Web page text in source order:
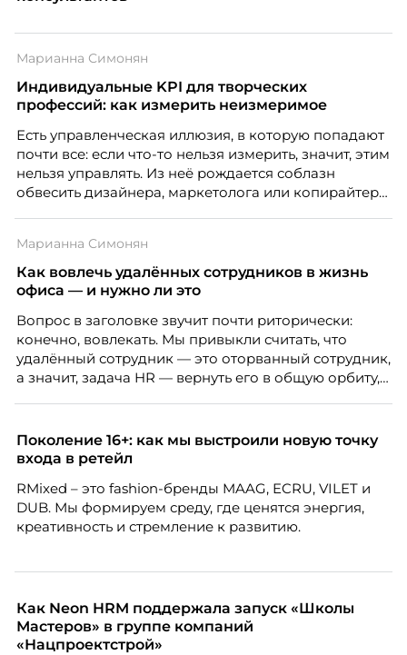
Марианна Симонян
Индивидуальные KPI для творческих
профессий: как измерить неизмеримое
Есть управленческая иллюзия, в которую попадают
почти все: если что-то нельзя измерить, значит, этим
нельзя управлять. Из неё рождается соблазн
обвесить дизайнера, маркетолога или копирайтера
Проблема в том, что так мы измеряем не ценность,
а движение. А творческая работа — это тот редкий
случай, где движение и результат могут не
Марианна Симонян
Как вовлечь удалённых сотрудников в жизнь
офиса — и нужно ли это
Вопрос в заголовке звучит почти риторически:
конечно, вовлекать. Мы привыкли считать, что
удалённый сотрудник — это оторванный сотрудник,
а значит, задача HR — вернуть его в общую орбиту,
вовлечения, стоит остановиться на неудобном
факте: данные говорят ровно обратное тому, что
Марианна Симонян — HR Tech лидер, эксперт по
People Analytics, приглашённый лектор НИУ ВШЭ и
МИФИ, автор книги «Дао женской карьеры».
Поколение 16+: как мы выстроили новую точку
входа в ретейл
RMixed – это fashion-бренды MAAG, ECRU, VILET и
DUB. Мы формируем среду, где ценятся энергия,
креативность и стремление к развитию.
Как Neon HRM поддержала запуск «Школы
Мастеров» в группе компаний
«Нацпроектстрой»